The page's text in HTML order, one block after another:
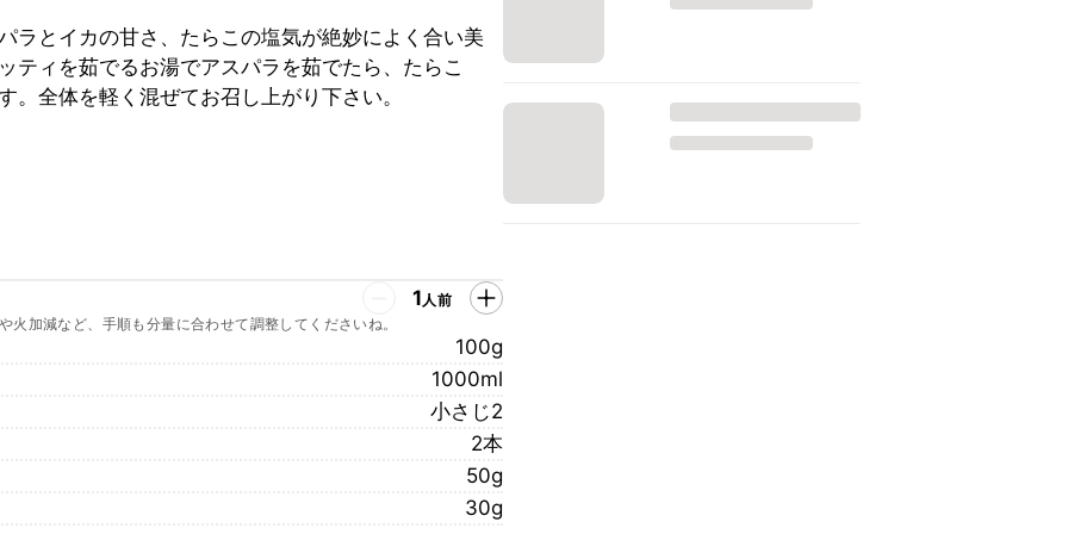
ラとイカの甘さ、たらこの塩気が絶妙によく合い美
ティを茹でるお湯でアスパラを茹でたら、たらこ
。全体を軽く混ぜてお召し上がり下さい。
1人前
加減など、手順も分量に合わせて調整してくださいね。
100g
1000ml
小さじ2
2本
50g
30g